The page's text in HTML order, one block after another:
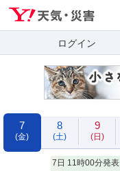
ログイン
7
(金)
8
(土)
9
(日)
7日 11時00分発表